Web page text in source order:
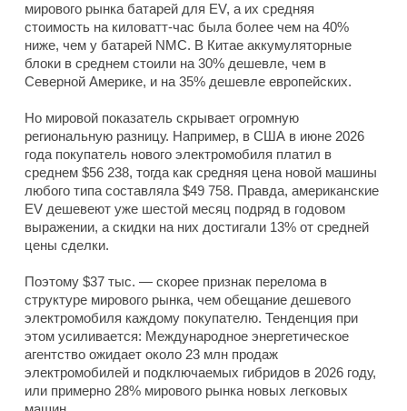
мирового рынка батарей для EV, а их средняя
стоимость на киловатт-час была более чем на 40%
ниже, чем у батарей NMC. В Китае аккумуляторные
блоки в среднем стоили на 30% дешевле, чем в
Северной Америке, и на 35% дешевле европейских.
Но мировой показатель скрывает огромную
региональную разницу. Например, в США в июне 2026
года покупатель нового электромобиля платил в
среднем $56 238, тогда как средняя цена новой машины
любого типа составляла $49 758. Правда, американские
EV дешевеют уже шестой месяц подряд в годовом
выражении, а скидки на них достигали 13% от средней
цены сделки.
Поэтому $37 тыс. — скорее признак перелома в
структуре мирового рынка, чем обещание дешевого
электромобиля каждому покупателю. Тенденция при
этом усиливается: Международное энергетическое
агентство ожидает около 23 млн продаж
электромобилей и подключаемых гибридов в 2026 году,
или примерно 28% мирового рынка новых легковых